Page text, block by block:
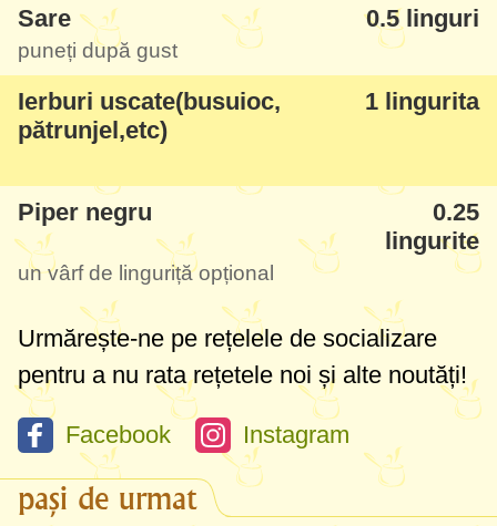
gustoase.
Atenție! În varianta de post folosiți doar ulei
simplu.
Sare 0.5 linguri
puneți după gust
Ierburi uscate(busuioc,
pătrunjel,etc)
1 lingurita
Piper negru
0.25
lingurite
un vârf de linguriță opțional
Urmărește-ne pe rețelele de socializare
pentru a nu rata rețetele noi și alte noutăți!
Facebook Instagram
pași de urmat